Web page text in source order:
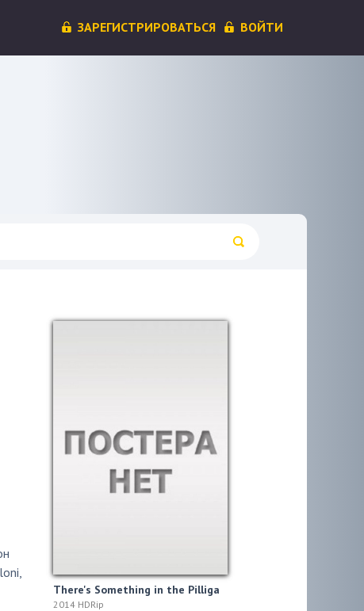
ЗАРЕГИСТРИРОВАТЬСЯ ВОЙТИ
,
There's Something in the Pilliga
2014 HDRip